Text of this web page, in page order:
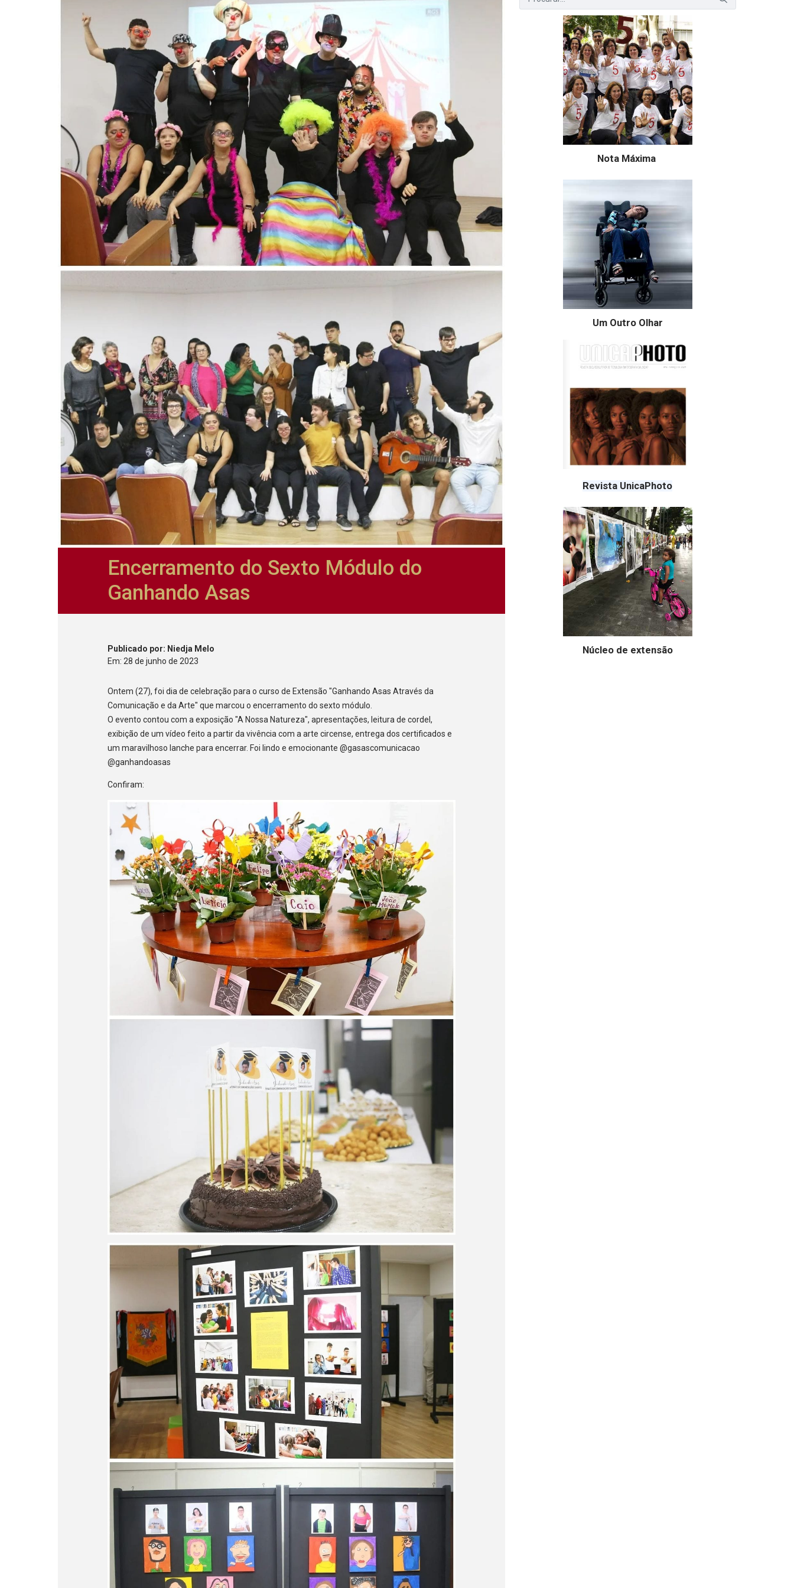
Encerramento do Sexto Módulo do
Ganhando Asas
Publicado por: Niedja Melo
Em: 28 de junho de 2023
Ontem (27), foi dia de celebração para o curso de Extensão "Ganhando Asas Através da
Comunicação e da Arte" que marcou o encerramento do sexto módulo.
O evento contou com a exposição "A Nossa Natureza", apresentações, leitura de cordel,
exibição de um vídeo feito a partir da vivência com a arte circense, entrega dos certificados e
um maravilhoso lanche para encerrar. Foi lindo e emocionante @gasascomunicacao
@ganhandoasas
Confiram:
Nota Máxima
Um Outro Olhar
Revista UnicaPhoto
Núcleo de extensão